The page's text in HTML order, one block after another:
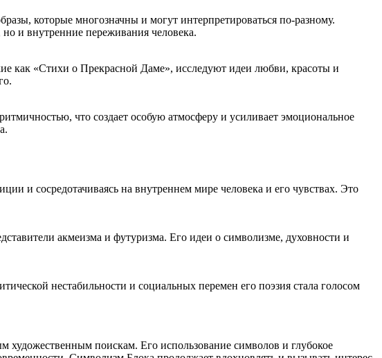
которые многозначны и могут интерпретироваться по-разному.
и внутренние переживания человека.
как «Стихи о Прекрасной Даме», исследуют идеи любви, красоты и
что создает особую атмосферу и усиливает эмоциональное
и сосредотачиваясь на внутреннем мире человека и его чувствах. Это
акмеизма и футуризма. Его идеи о символизме, духовности и
нестабильности и социальных перемен его поэзия стала голосом
художественным поискам. Его использование символов и глубокое